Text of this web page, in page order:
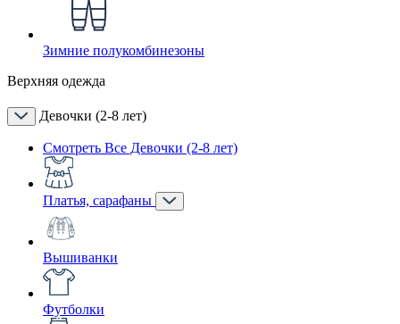
Зимние полукомбинезоны
Верхняя одежда
Девочки (2-8 лет)
Смотреть Все Девочки (2-8 лет)
Платья, сарафаны
Вышиванки
Футболки